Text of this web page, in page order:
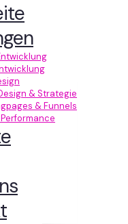
& Strategie
& Funnels
Performance